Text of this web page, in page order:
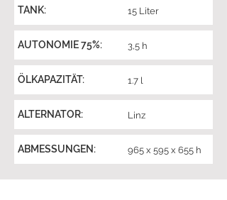
TANK: 15 Liter
AUTONOMIE 75%: 3,5 h
ÖLKAPAZITÄT: 1.7 l
ALTERNATOR: Linz
ABMESSUNGEN: 965 x 595 x 655 h